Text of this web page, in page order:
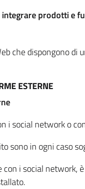
prodotti e
che dispongono
ESTERNE
i social network o
sono in ogni caso
i social